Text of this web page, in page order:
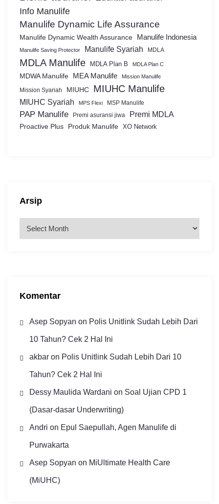
Info Manulife
Manulife Dynamic Life Assurance
Manulife Dynamic Wealth Assurance Manulife Indonesia
Manulife Saving Protector Manulife Syariah MDLA
MDLA Manulife MDLA Plan B MDLA Plan C
MDWA Manulife MEA Manulife Mission Manulife
Mission Syariah MIUHC MIUHC Manulife
MIUHC Syariah MPS Flexi MSP Manulife
PAP Manulife Premi asuransi jiwa Premi MDLA
Proactive Plus Produk Manulife XO Network
Arsip
Komentar
Asep Sopyan on Polis Unitlink Sudah Lebih Dari
10 Tahun? Cek 2 Hal Ini
akbaron Polis Unitlink Sudah Lebih Dari 10
Tahun? Cek 2 Hal Ini
Dessy Maulida Wardani on Soal Ujian CPD 1
(Dasar-dasar Underwriting)
Andri on Epul Saepullah, Agen Manulife di
Purwakarta
Asep Sopyan on MiUltimate Health Care
(MiUHC)